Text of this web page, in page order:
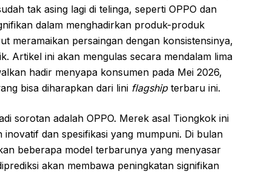
tak asing lagi di telinga, seperti OPPO dan
dalam menghadirkan produk-produk
meramaikan persaingan dengan konsistensinya,
Artikel ini akan mengulas secara mendalam lima
hadir menyapa konsumen pada Mei 2026,
bisa diharapkan dari lini flagshipterbaru ini.
sorotan adalah OPPO. Merek asal Tiongkok ini
dan spesifikasi yang mumpuni. Di bulan
beberapa model terbarunya yang menyasar
akan membawa peningkatan signifikan